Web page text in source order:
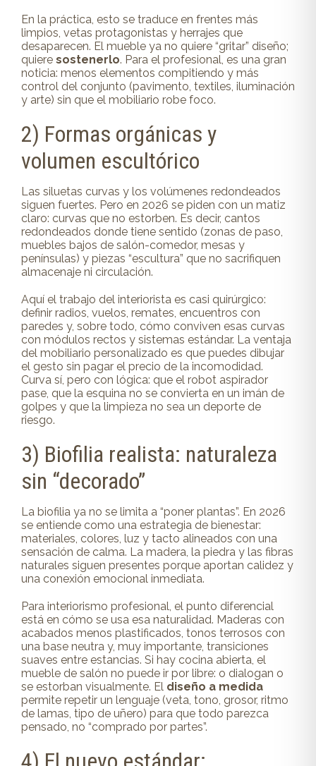
En la práctica, esto se traduce en frentes más
limpios, vetas protagonistas y herrajes que
desaparecen. El mueble ya no quiere “gritar” diseño;
quiere sostenerlo. Para el profesional, es una gran
noticia: menos elementos compitiendo y más
control del conjunto (pavimento, textiles, iluminación
y arte) sin que el mobiliario robe foco.
2) Formas orgánicas y
volumen escultórico
Las siluetas curvas y los volúmenes redondeados
siguen fuertes. Pero en 2026 se piden con un matiz
claro: curvas que no estorben. Es decir, cantos
redondeados donde tiene sentido (zonas de paso,
muebles bajos de salón-comedor, mesas y
penínsulas) y piezas “escultura” que no sacrifiquen
almacenaje ni circulación.
Aquí el trabajo del interiorista es casi quirúrgico:
definir radios, vuelos, remates, encuentros con
paredes y, sobre todo, cómo conviven esas curvas
con módulos rectos y sistemas estándar. La ventaja
del mobiliario personalizado es que puedes dibujar
el gesto sin pagar el precio de la incomodidad.
Curva sí, pero con lógica: que el robot aspirador
pase, que la esquina no se convierta en un imán de
golpes y que la limpieza no sea un deporte de
riesgo.
3) Biofilia realista: naturaleza
sin “decorado”
La biofilia ya no se limita a “poner plantas”. En 2026
se entiende como una estrategia de bienestar:
materiales, colores, luz y tacto alineados con una
sensación de calma. La madera, la piedra y las fibras
naturales siguen presentes porque aportan calidez y
una conexión emocional inmediata.
Para interiorismo profesional, el punto diferencial
está en cómo se usa esa naturalidad. Maderas con
acabados menos plastificados, tonos terrosos con
una base neutra y, muy importante, transiciones
suaves entre estancias. Si hay cocina abierta, el
mueble de salón no puede ir por libre: o dialogan o
se estorban visualmente. El diseño a medida
permite repetir un lenguaje (veta, tono, grosor, ritmo
de lamas, tipo de uñero) para que todo parezca
pensado, no “comprado por partes”.